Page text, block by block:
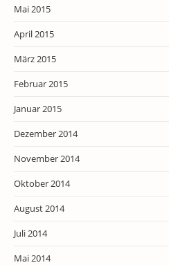
Mai 2015
April 2015
März 2015
Februar 2015
Januar 2015
Dezember 2014
November 2014
Oktober 2014
August 2014
Juli 2014
Mai 2014